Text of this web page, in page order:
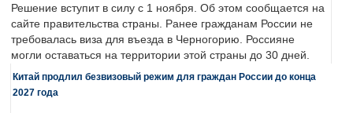
Решение вступит в силу с 1 ноября. Об этом сообщается на
сайте правительства страны. Ранее гражданам России не
требовалась виза для въезда в Черногорию. Россияне
могли оставаться на территории этой страны до 30 дней.
Китай продлил безвизовый режим для граждан России до конца
2027 года